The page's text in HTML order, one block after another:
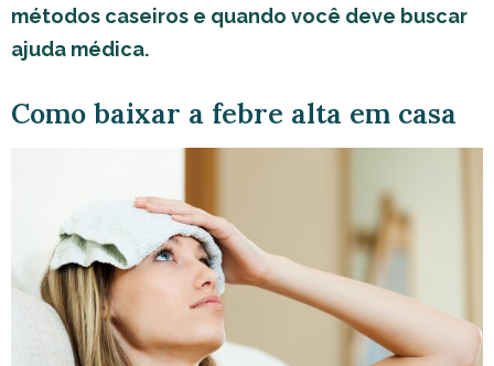
métodos caseiros e quando você deve buscar
ajuda médica.
Como baixar a febre alta em casa